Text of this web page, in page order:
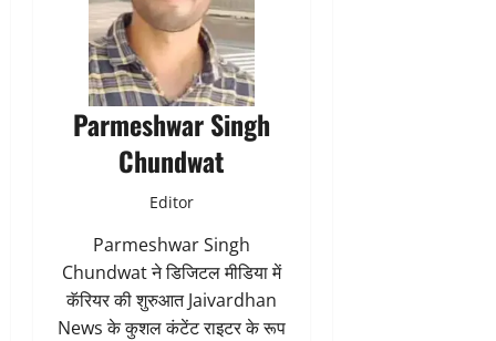
Parmeshwar Singh
Chundwat
Editor
Parmeshwar Singh
Chundwat ने डिजिटल मीडिया में
कॅरियर की शुरुआत Jaivardhan
News के कुशल कंटेंट राइटर के रूप